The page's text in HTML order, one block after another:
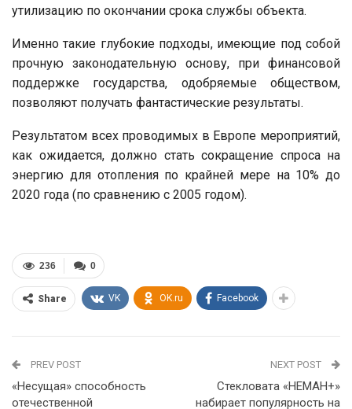
утилизацию по окончании срока службы объекта.
Именно такие глубокие подходы, имеющие под собой
прочную законодательную основу, при финансовой
поддержке государства, одобряемые обществом,
позволяют получать фантастические результаты.
Результатом всех проводимых в Европе мероприятий,
как ожидается, должно стать сокращение спроса на
энергию для отопления по крайней мере на 10% до
2020 года (по сравнению с 2005 годом).
0
236
Share VK OK.ru Facebook
PREV POST
«Несущая» способность
отечественной
NEXT POST
Стекловата «НЕМАН+»
набирает популярность на